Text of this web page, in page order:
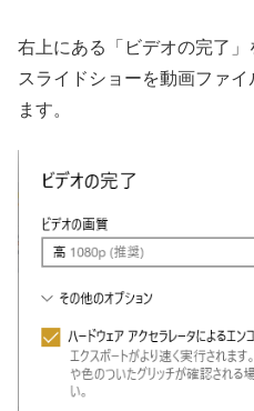
右上にある「ビデオの完了
スライドショーを動画ファ
ます。